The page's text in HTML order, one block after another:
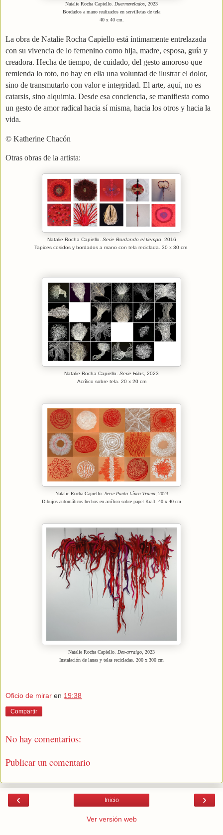
Natalie Rocha Capiello. Duermevelados , 2023
Bordados a mano realizados en servilletas de tela
40 x 40 cm.
La obra de Natalie Rocha Capiello está íntimamente entrelazada
con su vivencia de lo femenino como hija, madre, esposa, guía y
creadora. Hecha de tiempo, de cuidado, del gesto amoroso que
remienda lo roto, no hay en ella una voluntad de ilustrar el dolor,
sino de transmutarlo con valor e integridad. El arte, aquí, no es
catarsis, sino alquimia. Desde esa conciencia, se manifiesta como
un gesto de amor radical hacia sí misma, hacia los otros y hacia la
vida.
© Katherine Chacón
Otras obras de la artista:
Natalie Rocha Capiello. Serie Bordando el tiempo, 2016
Tapices cosidos y bordados a mano con tela reciclada. 30 x 30 cm.
Natalie Rocha Capiello. Serie Hilos , 2023
Acrílico sobre tela. 20 x 20 cm
Natalie Rocha Capiello. Serie Punto-Línea-Trama, 2023
Dibujos automáticos hechos en acrílico sobre papel Kraft. 40 x 40 cm
Natalie Rocha Capiello. Des-arraigo , 2023
Instalación de lanas y telas recicladas. 200 x 300 cm
Oficio de mirar en 19:38
Compartir
No hay comentarios:
Publicar un comentario
‹ ›
Inicio
Ver versión web